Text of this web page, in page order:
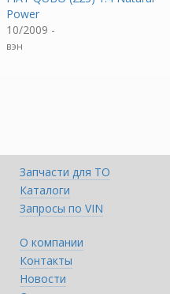
Power
10/2009 -
вэн
Запчасти для ТО
Каталоги
Запросы по VIN
О компании
Контакты
Новости